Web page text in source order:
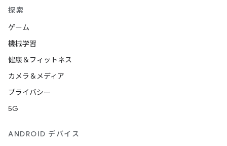
探索
ゲーム
機械学習
健康＆フィットネス
カメラ＆メディア
プライバシー
5G
ANDROID デバイス